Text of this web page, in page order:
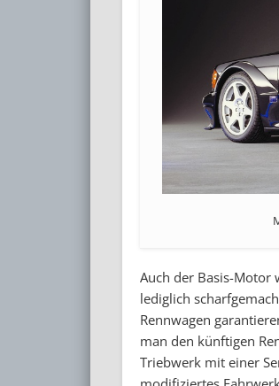
Auch der Basis-Motor
lediglich
Rennwagen
man den künftigen
Triebwerk mit einer